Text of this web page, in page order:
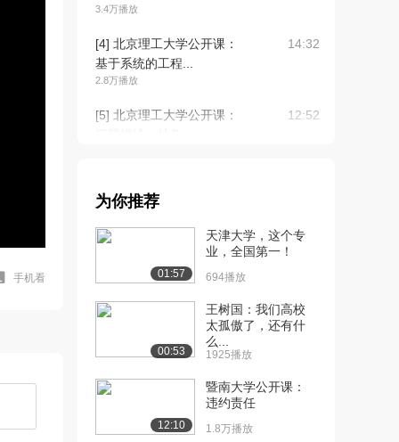
手机看
3.4万播放
[4] 北京理工大学公开课：
基于系统的工程...
2.8万播放
14:32
[5] 北京理工大学公开课：
12:52
面向计算机的问...
[7] 北京理工大学公开课：
计算机科学的知...
[8] 北京理工大学公开课：
虚拟实验——图...
10:12
[9] 北京理工大学公开课：
知识扩展——揭...
1.7万播放
为你推荐
01:57
天津大学，这个专
业，全国第一！
694播放
00:53
王树国：我们高校
太孤傲了，还有什
么...
1925播放
12:10
暨南大学公开课：
违约责任
1.8万播放